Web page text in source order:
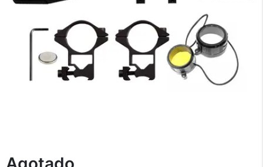
Medios de Pago ×